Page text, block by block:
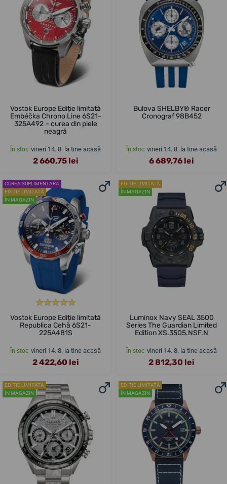
Vostok Europe Ediție limitată
Embéčka Chrono Line 6S21-
325A492 – curea din piele
neagră
În stoc vineri 14. 8. la tine acasă
2 660,75 lei
Bulova SHELBY® Racer
Cronograf 98B452
În stoc vineri 14. 8. la tine acasă
6 689,76 lei
CUREA SUPLIMENTARĂ
EDIȚIE LIMITATĂ
ÎN MAGAZIN
Vostok Europe Ediție limitată
Republica Cehă 6S21-
225A481S
În stoc vineri 14. 8. la tine acasă
2 422,60 lei
EDIȚIE LIMITATĂ
ÎN MAGAZIN
Luminox Navy SEAL 3500
Series The Guardian Limited
Edition XS.3505.NSF.N
În stoc vineri 14. 8. la tine acasă
2 812,30 lei
EDIȚIE LIMITATĂ
ÎN MAGAZIN
EDIȚIE LIMITATĂ
ÎN MAGAZIN